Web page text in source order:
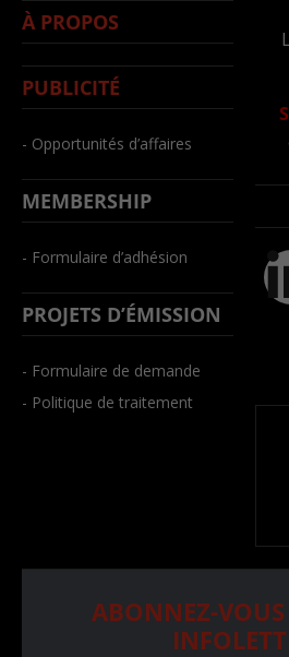
À PROPOS
PUBLICITÉ
- Opportunités d’affaires
MEMBERSHIP
- Formulaire d’adhésion
PROJETS D’ÉMISSION
- Formulaire de demande
- Politique de traitement
ABONNEZ-